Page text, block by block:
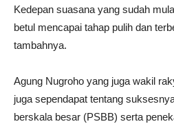
Kedepan suasana yang sudah
betul mencapai tahap pulih dan
tambahnya.
Agung Nugroho yang juga wakil
juga sependapat tentang
berskala besar (PSBB) serta